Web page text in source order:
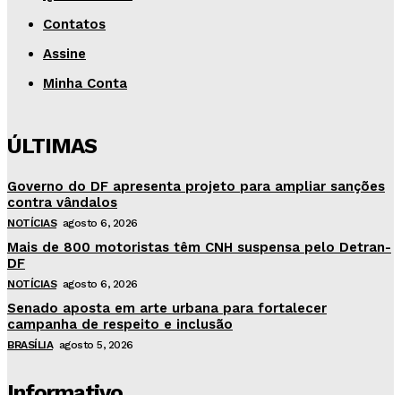
Contatos
Assine
Minha Conta
ÚLTIMAS
Governo do DF apresenta projeto para ampliar sanções
contra vândalos
NOTÍCIAS agosto 6, 2026
Mais de 800 motoristas têm CNH suspensa pelo Detran-
DF
NOTÍCIAS agosto 6, 2026
Senado aposta em arte urbana para fortalecer
campanha de respeito e inclusão
BRASÍLIA agosto 5, 2026